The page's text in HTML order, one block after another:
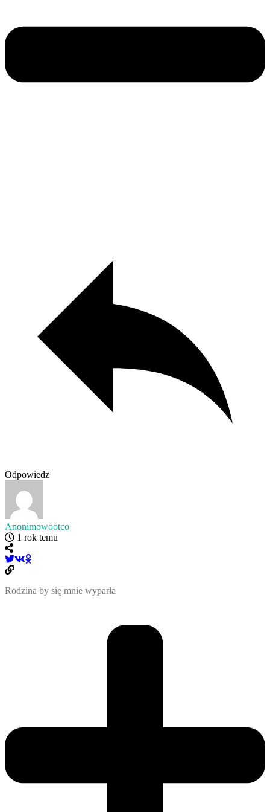
Odpowiedz
Anonimowootco
1 rok temu
Rodzina by się mnie wyparła